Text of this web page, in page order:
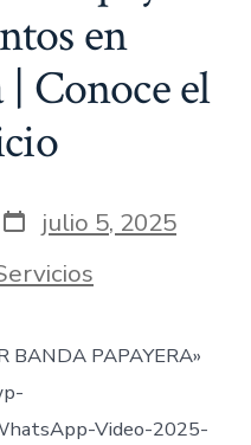
en
Conoce el
Fecha
de
publicación
julio 5, 2025
BANDA PAPAYERA»
Video-2025-